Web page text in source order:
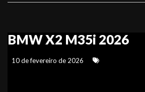
BMW X2 M35i 2026
10 de fevereiro de 2026